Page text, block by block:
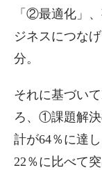
「②最適化」
ジネスにつな
分。
それに基づい
ろ、①課題解
計が64％に達
22％に比べて